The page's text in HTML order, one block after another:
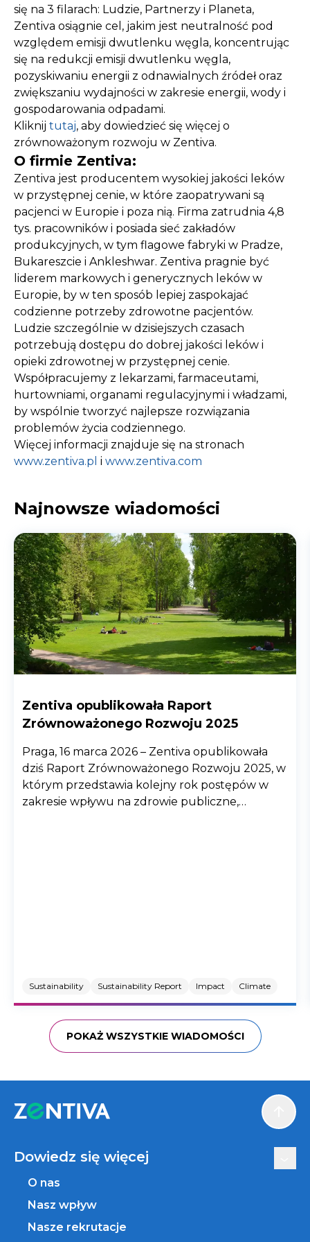
się na 3 filarach: Ludzie, Partnerzy i Planeta,
Zentiva osiągnie cel, jakim jest neutralność pod
względem emisji dwutlenku węgla, koncentrując
się na redukcji emisji dwutlenku węgla,
pozyskiwaniu energii z odnawialnych źródeł oraz
zwiększaniu wydajności w zakresie energii, wody i
gospodarowania odpadami.
Kliknij tutaj, aby dowiedzieć się więcej o
zrównoważonym rozwoju w Zentiva.
O firmie Zentiva:
Zentiva jest producentem wysokiej jakości leków
w przystępnej cenie, w które zaopatrywani są
pacjenci w Europie i poza nią. Firma zatrudnia 4,8
tys. pracowników i posiada sieć zakładów
produkcyjnych, w tym flagowe fabryki w Pradze,
Bukareszcie i Ankleshwar. Zentiva pragnie być
liderem markowych i generycznych leków w
Europie, by w ten sposób lepiej zaspokajać
codzienne potrzeby zdrowotne pacjentów.
Ludzie szczególnie w dzisiejszych czasach
potrzebują dostępu do dobrej jakości leków i
opieki zdrowotnej w przystępnej cenie.
Współpracujemy z lekarzami, farmaceutami,
hurtowniami, organami regulacyjnymi i władzami,
by wspólnie tworzyć najlepsze rozwiązania
problemów życia codziennego.
Więcej informacji znajduje się na stronach
www.zentiva.pl i www.zentiva.com
Najnowsze wiadomości
Zentiva opublikowała Raport
Zrównoważonego Rozwoju 2025
Praga, 16 marca 2026 – Zentiva opublikowała
dziś Raport Zrównoważonego Rozwoju 2025, w
którym przedstawia kolejny rok postępów w
zakresie wpływu na zdrowie publiczne,
Sustainability Sustainability Report Impact Climate
POKAŻ WSZYSTKIE WIADOMOŚCI
Dowiedz się więcej
O nas
Nasz wpływ
Nasze rekrutacje